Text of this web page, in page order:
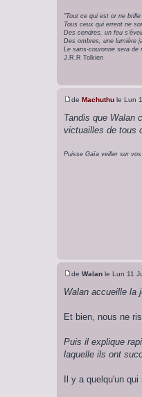
"Tout ce qui est or ne brille
Tous ceux qui errent ne
Des cendres, un feu
Des ombres, une lumière
Le sans-couronne sera de
J.R.R Tolkien
de Machuthu le Lun
Tandis que Walan
victuailles de tous
Puisse Gaïa veiller sur vos
de Walan le Lun 11
Walan accueille la
Et bien, nous ne
Puis il explique
laquelle ils ont
Il y a quelqu'un